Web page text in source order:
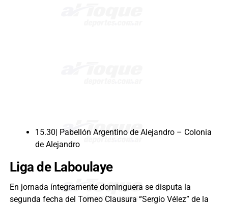
15.30| Pabellón Argentino de Alejandro – Colonia
de Alejandro
Liga de Laboulaye
En jornada íntegramente dominguera se disputa la
segunda fecha del Torneo Clausura “Sergio Vélez” de la